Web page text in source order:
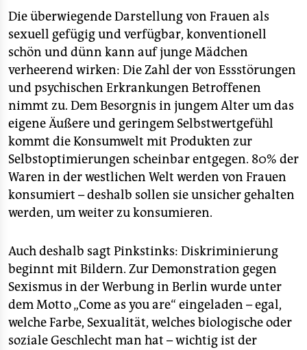
Die überwiegende Darstellung von Frauen als
sexuell gefügig und verfügbar, konventionell
schön und dünn kann auf junge Mädchen
verheerend wirken: Die Zahl der von Essstörungen
und psychischen Erkrankungen Betroffenen
nimmt zu. Dem Besorgnis in jungem Alter um das
eigene Äußere und geringem Selbstwertgefühl
kommt die Konsumwelt mit Produkten zur
Selbstoptimierungen scheinbar entgegen. 80% der
Waren in der westlichen Welt werden von Frauen
konsumiert – deshalb sollen sie unsicher gehalten
werden, um weiter zu konsumieren.
Auch deshalb sagt Pinkstinks: Diskriminierung
beginnt mit Bildern. Zur Demonstration gegen
Sexismus in der Werbung in Berlin wurde unter
dem Motto „Come as you are“ eingeladen – egal,
welche Farbe, Sexualität, welches biologische oder
soziale Geschlecht man hat – wichtig ist der